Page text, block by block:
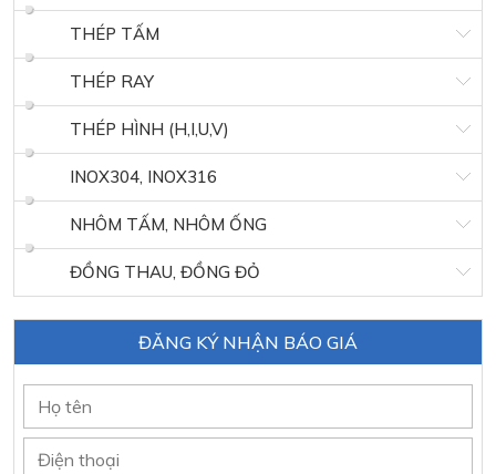
THÉP TẤM
THÉP RAY
THÉP HÌNH (H,I,U,V)
INOX304, INOX316
NHÔM TẤM, NHÔM ỐNG
ĐỒNG THAU, ĐỒNG ĐỎ
ĐĂNG KÝ NHẬN BÁO GIÁ